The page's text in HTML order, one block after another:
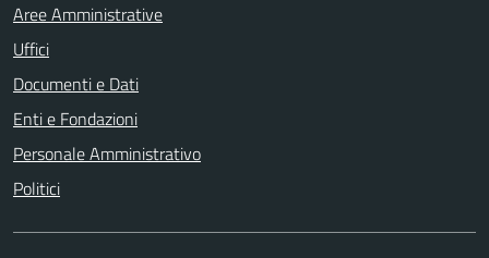
Aree Amministrative
Uffici
Documenti e Dati
Enti e Fondazioni
Personale Amministrativo
Politici